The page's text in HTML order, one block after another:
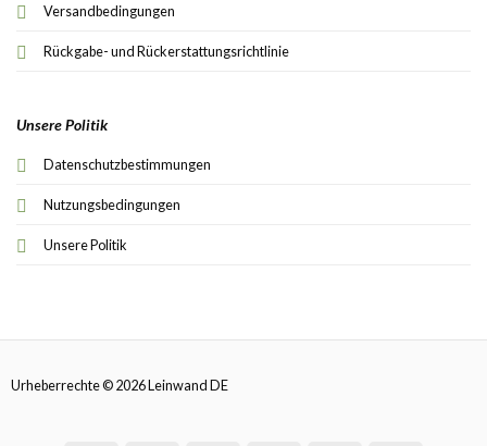
Versandbedingungen
Rückgabe- und Rückerstattungsrichtlinie
Unsere Politik
Datenschutzbestimmungen
Nutzungsbedingungen
Unsere Politik
Urheberrechte © 2026 Leinwand DE